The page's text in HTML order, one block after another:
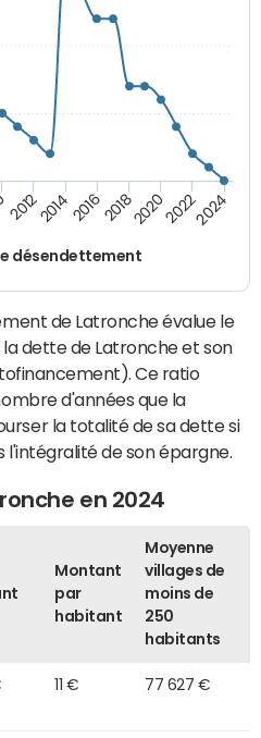
désendettement
2012201420162018202020222024
de Latronche évalue le
dette de Latronche et son
Ce ratio
d'années que la
la totalité de sa dette si
l'intégralité de son épargne.
en 2024
Montant
par
habitant
Moyenne
villages de
moins de
250
habitants
11 € 77 627 €